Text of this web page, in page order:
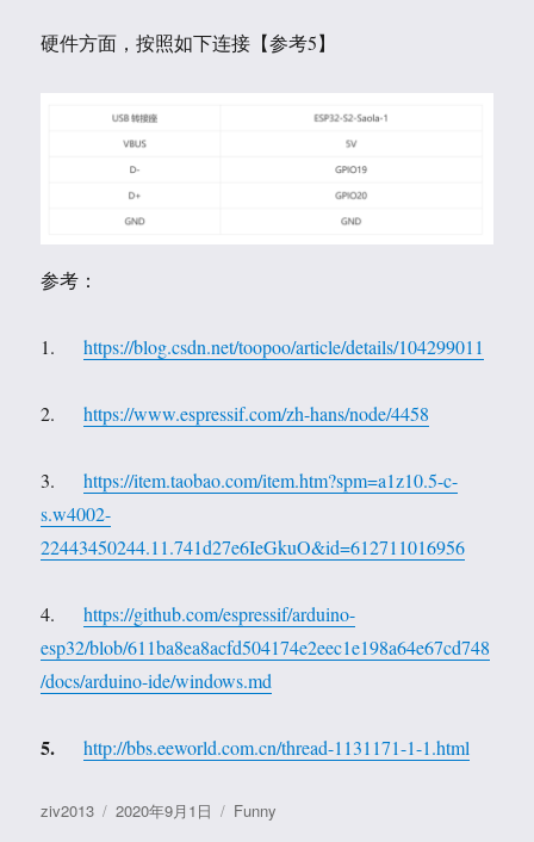
硬件方面，按照如下连接【参考5】
参考：
1.https://blog.csdn.net/toopoo/article/details/104299011
2. https://www.espressif.com/zh-hans/node/4458
3.
https://item.taobao.com/item.htm?spm=a1z10.5-c-
s.w4002-
22443450244.11.741d27e6IeGkuO&id=612711016956
4.https://github.com/espressif/arduino-
esp32/blob/611ba8ea8acfd504174e2eec1e198a64e67cd748
/docs/arduino-ide/windows.md
5.http://bbs.eeworld.com.cn/thread-1131171-1-1.html
作
ziv2013
发
2020年9月1日
分
Funny